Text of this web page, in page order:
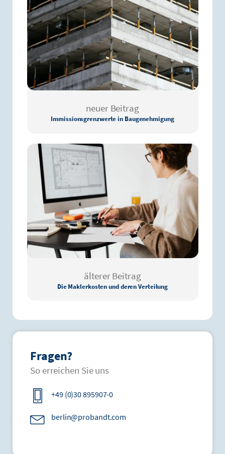
älterer Beitrag
Die Maklerkosten und deren Verteilung
neuer Beitrag
Immissionsgrenzwerte in Baugenehmigung
Fragen?
So erreichen Sie uns
+49 (0)30 895907-0
berlin@probandt.com